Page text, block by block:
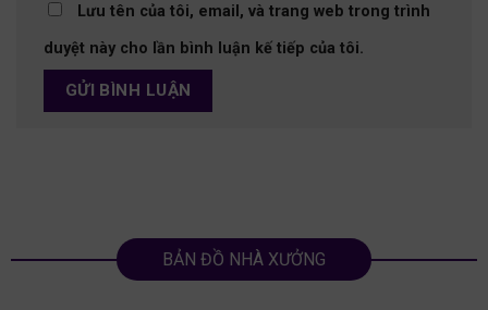
Lưu tên của tôi, email, và trang web trong trình
duyệt này cho lần bình luận kế tiếp của tôi.
BẢN ĐỒ NHÀ XƯỞNG